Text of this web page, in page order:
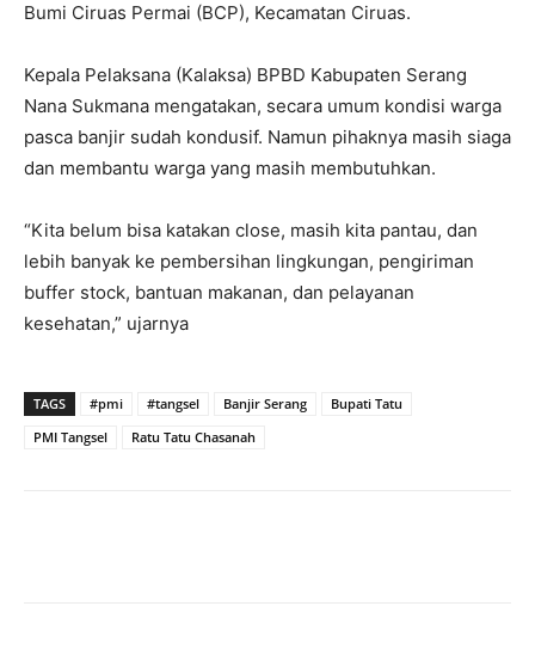
Bumi Ciruas Permai (BCP), Kecamatan Ciruas.
Kepala Pelaksana (Kalaksa) BPBD Kabupaten Serang
Nana Sukmana mengatakan, secara umum kondisi warga
pasca banjir sudah kondusif. Namun pihaknya masih siaga
dan membantu warga yang masih membutuhkan.
“Kita belum bisa katakan close, masih kita pantau, dan
lebih banyak ke pembersihan lingkungan, pengiriman
buffer stock, bantuan makanan, dan pelayanan
kesehatan,” ujarnya
TAGS #pmi #tangsel Banjir Serang
Bupati Tatu
PMI Tangsel
Ratu Tatu Chasanah